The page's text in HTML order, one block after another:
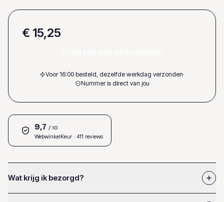
€ 15,25
Voor 16:00 besteld, dezelfde werkdag verzonden·
Nummer is direct van jou
9,7 / 10
WebwinkelKeur · 411 reviews
Wat krijg ik bezorgd?